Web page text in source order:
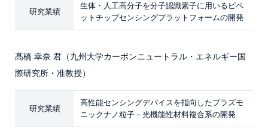
研究業績
生体・人工高分子を分子認識素子に用いるピペ
ットチップセンシングプラットフォームの開発
髙橋 幸奈 君（九州大学カーボンニュートラル・エネルギー国
際研究所・准教授）
研究業績
高性能センシングデバイスを指向したプラズモ
ニックナノ粒子－光機能性材料複合系の開発